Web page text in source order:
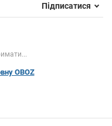
Підписатися
OBOZ